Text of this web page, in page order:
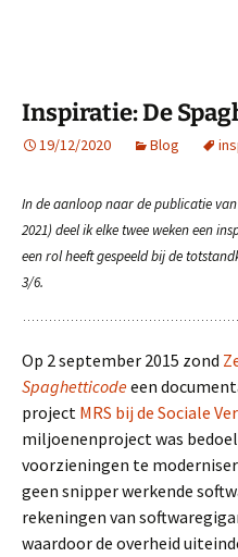
Inspiratie: De
19/12/2020 Blog
In de aanloop naar de publicatie
2021) deel ik elke twee weken een
een rol heeft gespeeld bij de
3/6.
Op 2 september 2015 zond
Spaghetticodeeen
project MRS bij de Sociale
miljoenenproject was
voorzieningen te
geen snipper werkende
rekeningen van
waardoor de overheid